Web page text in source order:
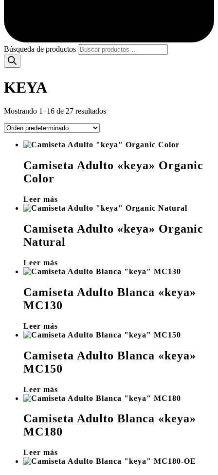
Búsqueda de productos
KEYA
Mostrando 1–16 de 27 resultados
Camiseta Adulto «keya» Organic
Color
Leer más
Camiseta Adulto «keya» Organic
Natural
Leer más
Camiseta Adulto Blanca «keya»
MC130
Leer más
Camiseta Adulto Blanca «keya»
MC150
Leer más
Camiseta Adulto Blanca «keya»
MC180
Leer más